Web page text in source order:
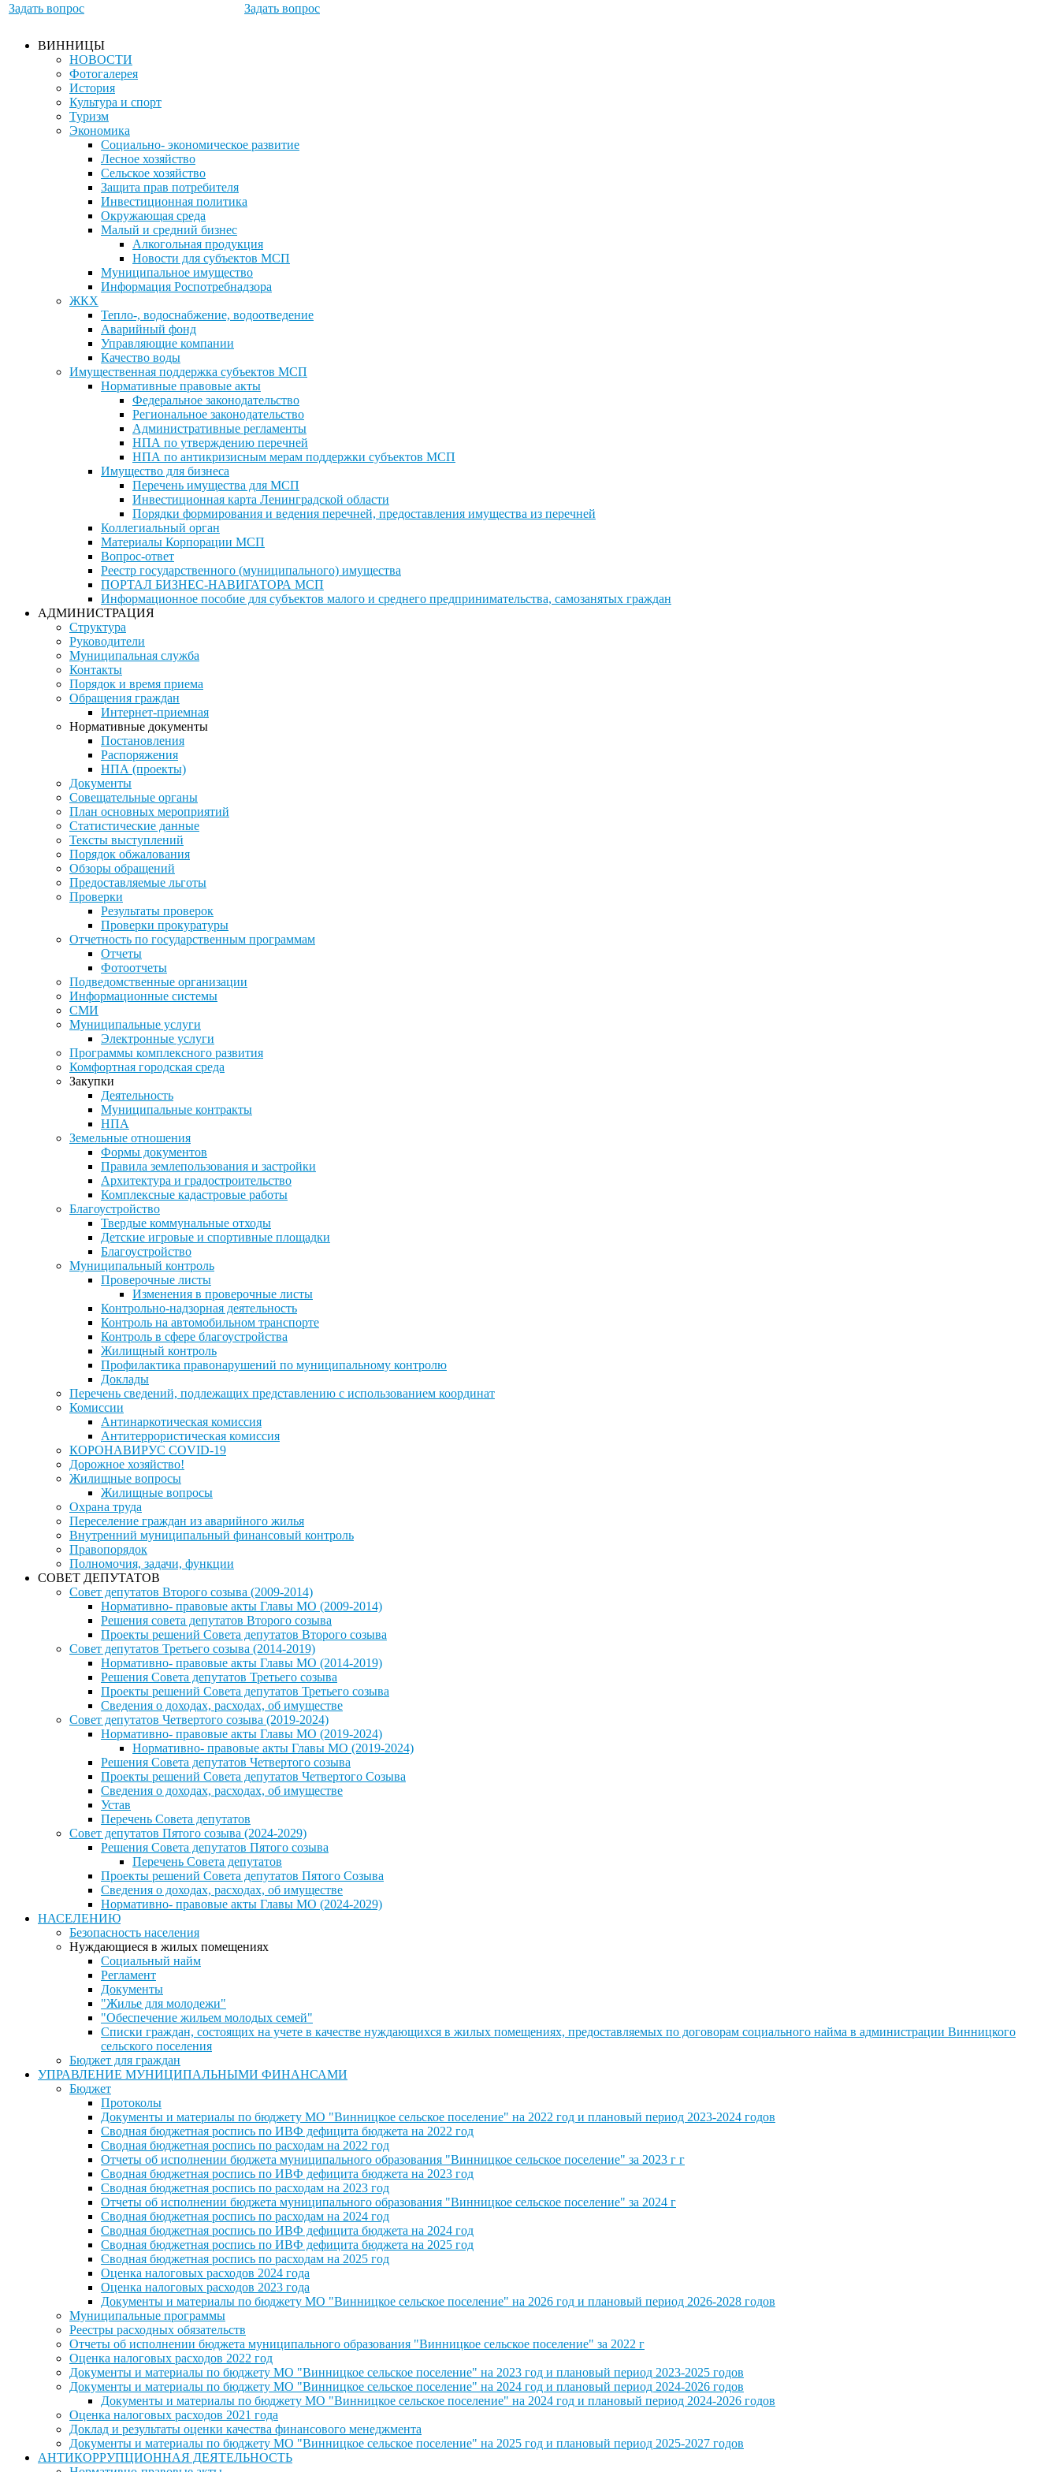
Задать вопрос Задать вопрос
ВИННИЦЫ
НОВОСТИ
Фотогалерея
История
Культура и спорт
Туризм
Экономика
Социально- экономическое развитие
Лесное хозяйство
Сельское хозяйство
Защита прав потребителя
Инвестиционная политика
Окружающая среда
Малый и средний бизнес
Алкогольная продукция
Новости для субъектов МСП
Муниципальное имущество
Информация Роспотребнадзора
ЖКХ
Тепло-, водоснабжение, водоотведение
Аварийный фонд
Управляющие компании
Качество воды
Имущественная поддержка субъектов МСП
Нормативные правовые акты
Федеральное законодательство
Региональное законодательство
Административные регламенты
НПА по утверждению перечней
НПА по антикризисным мерам поддержки субъектов МСП
Имущество для бизнеса
Перечень имущества для МСП
Инвестиционная карта Ленинградской области
Порядки формирования и ведения перечней, предоставления имущества из перечней
Коллегиальный орган
Материалы Корпорации МСП
Вопрос-ответ
Реестр государственного (муниципального) имущества
ПОРТАЛ БИЗНЕС-НАВИГАТОРА МСП
Информационное пособие для субъектов малого и среднего предпринимательства, самозанятых граждан
АДМИНИСТРАЦИЯ
Структура
Руководители
Муниципальная служба
Контакты
Порядок и время приема
Обращения граждан
Интернет-приемная
Нормативные документы
Постановления
Распоряжения
НПА (проекты)
Документы
Совещательные органы
План основных мероприятий
Статистические данные
Тексты выступлений
Порядок обжалования
Обзоры обращений
Предоставляемые льготы
Проверки
Результаты проверок
Проверки прокуратуры
Отчетность по государственным программам
Отчеты
Фотоотчеты
Подведомственные организации
Информационные системы
СМИ
Муниципальные услуги
Электронные услуги
Программы комплексного развития
Комфортная городская среда
Закупки
Деятельность
Муниципальные контракты
НПА
Земельные отношения
Формы документов
Правила землепользования и застройки
Архитектура и градостроительство
Комплексные кадастровые работы
Благоустройство
Твердые коммунальные отходы
Детские игровые и спортивные площадки
Благоустройство
Муниципальный контроль
Проверочные листы
Изменения в проверочные листы
Контрольно-надзорная деятельность
Контроль на автомобильном транспорте
Контроль в сфере благоустройства
Жилищный контроль
Профилактика правонарушений по муниципальному контролю
Доклады
Перечень сведений, подлежащих представлению с использованием координат
Комиссии
Антинаркотическая комиссия
Антитеррористическая комиссия
КОРОНАВИРУС COVID-19
Дорожное хозяйство!
Жилищные вопросы
Жилищные вопросы
Охрана труда
Переселение граждан из аварийного жилья
Внутренний муниципальный финансовый контроль
Правопорядок
Полномочия, задачи, функции
СОВЕТ ДЕПУТАТОВ
Совет депутатов Второго созыва (2009-2014)
Нормативно- правовые акты Главы МО (2009-2014)
Решения совета депутатов Второго созыва
Проекты решений Совета депутатов Второго созыва
Совет депутатов Третьего созыва (2014-2019)
Нормативно- правовые акты Главы МО (2014-2019)
Решения Совета депутатов Третьего созыва
Проекты решений Совета депутатов Третьего созыва
Сведения о доходах, расходах, об имуществе
Совет депутатов Четвертого созыва (2019-2024)
Нормативно- правовые акты Главы МО (2019-2024)
Нормативно- правовые акты Главы МО (2019-2024)
Решения Совета депутатов Четвертого созыва
Проекты решений Совета депутатов Четвертого Созыва
Сведения о доходах, расходах, об имуществе
Устав
Перечень Совета депутатов
Совет депутатов Пятого созыва (2024-2029)
Решения Совета депутатов Пятого созыва
Перечень Совета депутатов
Проекты решений Совета депутатов Пятого Созыва
Сведения о доходах, расходах, об имуществе
Нормативно- правовые акты Главы МО (2024-2029)
НАСЕЛЕНИЮ
Безопасность населения
Нуждающиеся в жилых помещениях
Социальный найм
Регламент
Документы
"Жилье для молодежи"
"Обеспечение жильем молодых семей"
Списки граждан, состоящих на учете в качестве нуждающихся в жилых помещениях, предоставляемых по договорам социального найма в администрации Винницкого
сельского поселения
Бюджет для граждан
УПРАВЛЕНИЕ МУНИЦИПАЛЬНЫМИ ФИНАНСАМИ
Бюджет
Протоколы
Документы и материалы по бюджету МО "Винницкое сельское поселение" на 2022 год и плановый период 2023-2024 годов
Сводная бюджетная роспись по ИВФ дефицита бюджета на 2022 год
Сводная бюджетная роспись по расходам на 2022 год
Отчеты об исполнении бюджета муниципального образования "Винницкое сельское поселение" за 2023 г г
Сводная бюджетная роспись по ИВФ дефицита бюджета на 2023 год
Сводная бюджетная роспись по расходам на 2023 год
Отчеты об исполнении бюджета муниципального образования "Винницкое сельское поселение" за 2024 г
Сводная бюджетная роспись по расходам на 2024 год
Сводная бюджетная роспись по ИВФ дефицита бюджета на 2024 год
Сводная бюджетная роспись по ИВФ дефицита бюджета на 2025 год
Сводная бюджетная роспись по расходам на 2025 год
Оценка налоговых расходов 2024 года
Оценка налоговых расходов 2023 года
Документы и материалы по бюджету МО "Винницкое сельское поселение" на 2026 год и плановый период 2026-2028 годов
Муниципальные программы
Реестры расходных обязательств
Отчеты об исполнении бюджета муниципального образования "Винницкое сельское поселение" за 2022 г
Оценка налоговых расходов 2022 год
Документы и материалы по бюджету МО "Винницкое сельское поселение" на 2023 год и плановый период 2023-2025 годов
Документы и материалы по бюджету МО "Винницкое сельское поселение" на 2024 год и плановый период 2024-2026 годов
Документы и материалы по бюджету МО "Винницкое сельское поселение" на 2024 год и плановый период 2024-2026 годов
Оценка налоговых расходов 2021 года
Доклад и результаты оценки качества финансового менеджмента
Документы и материалы по бюджету МО "Винницкое сельское поселение" на 2025 год и плановый период 2025-2027 годов
АНТИКОРРУПЦИОННАЯ ДЕЯТЕЛЬНОСТЬ